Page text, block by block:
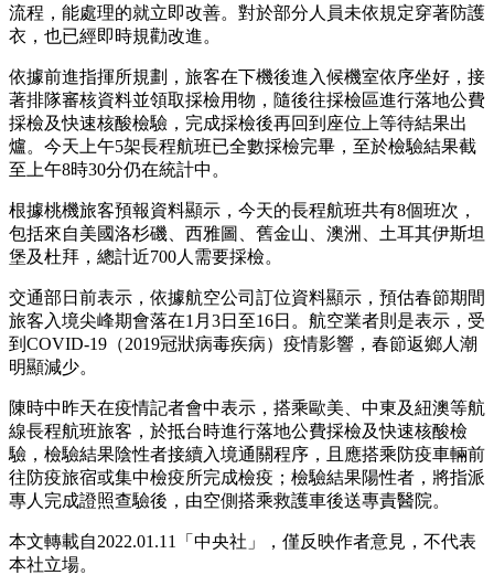
流程，能處理的就立即改善。對於部分人員未依規定穿著防護
衣，也已經即時規勸改進。
依據前進指揮所規劃，旅客在下機後進入候機室依序坐好，接
著排隊審核資料並領取採檢用物，隨後往採檢區進行落地公費
採檢及快速核酸檢驗，完成採檢後再回到座位上等待結果出
爐。今天上午5架長程航班已全數採檢完畢，至於檢驗結果截
至上午8時30分仍在統計中。
根據桃機旅客預報資料顯示，今天的長程航班共有8個班次，
包括來自美國洛杉磯、西雅圖、舊金山、澳洲、土耳其伊斯坦
堡及杜拜，總計近700人需要採檢。
交通部日前表示，依據航空公司訂位資料顯示，預估春節期間
旅客入境尖峰期會落在1月3日至16日。航空業者則是表示，受
到COVID-19（2019冠狀病毒疾病）疫情影響，春節返鄉人潮
明顯減少。
陳時中昨天在疫情記者會中表示，搭乘歐美、中東及紐澳等航
線長程航班旅客，於抵台時進行落地公費採檢及快速核酸檢
驗，檢驗結果陰性者接續入境通關程序，且應搭乘防疫車輛前
往防疫旅宿或集中檢疫所完成檢疫；檢驗結果陽性者，將指派
專人完成證照查驗後，由空側搭乘救護車後送專責醫院。
本文轉載自2022.01.11「中央社」，僅反映作者意見，不代表
本社立場。